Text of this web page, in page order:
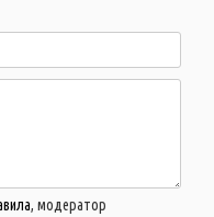
, модератор